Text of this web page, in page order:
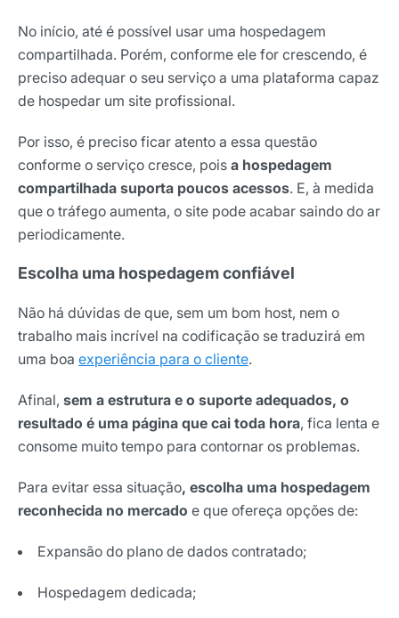
No início, até é possível usar uma hospedagem
compartilhada. Porém, conforme ele for crescendo, é
preciso adequar o seu serviço a uma plataforma capaz
de hospedar um site profissional.
Por isso, é preciso ficar atento a essa questão
conforme o serviço cresce, pois a hospedagem
compartilhada suporta poucos acessos. E, à medida
que o tráfego aumenta, o site pode acabar saindo do ar
periodicamente.
Escolha uma hospedagem confiável
Não há dúvidas de que, sem um bom host, nem o
trabalho mais incrível na codificação se traduzirá em
uma boa experiência para o cliente.
Afinal, sem a estrutura e o suporte adequados, o
resultado é uma página que cai toda hora, fica lenta e
consome muito tempo para contornar os problemas.
Para evitar essa situação, escolha uma hospedagem
reconhecida no mercado e que ofereça opções de:
Expansão do plano de dados contratado;
Hospedagem dedicada;